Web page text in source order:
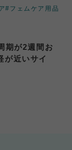
#フェムケア用品
期が2週間お
が近いサイ